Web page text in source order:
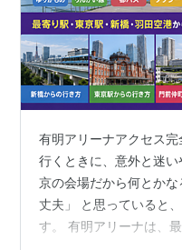
有明アリーナアクセス
行くときに、意外と迷
京の会場だから何とか
丈夫」 と思っていると
す。 有明アリーナは、